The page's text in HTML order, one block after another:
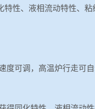
性、液相流动特性、
可调，高温炉行走可自